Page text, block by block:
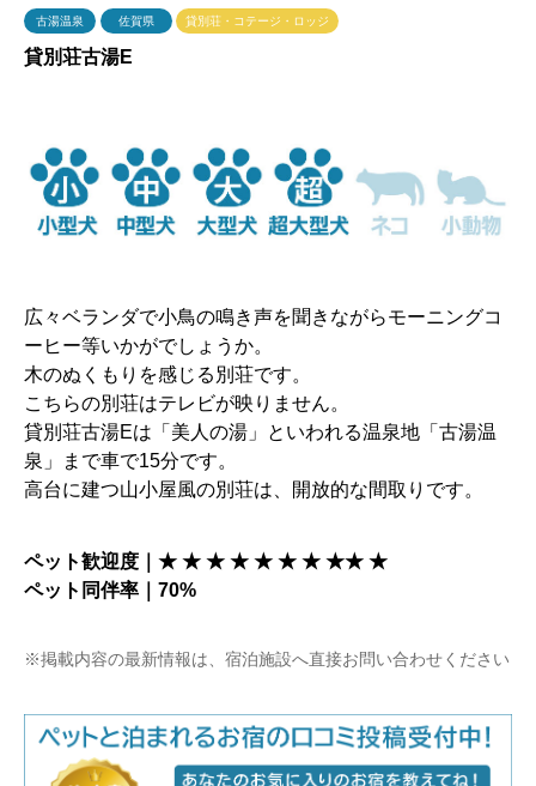
古湯温泉 佐賀県 貸別荘・コテージ・ロッジ
貸別荘古湯E
広々ベランダで小鳥の鳴き声を聞きながらモーニングコ
ーヒー等いかがでしょうか。
木のぬくもりを感じる別荘です。
こちらの別荘はテレビが映りません。
貸別荘古湯Eは「美人の湯」といわれる温泉地「古湯温
泉」まで車で15分です。
高台に建つ山小屋風の別荘は、開放的な間取りです。
ペット歓迎度｜★ ★ ★ ★ ★ ★ ★ ★★ ★
ペット同伴率｜70%
※掲載内容の最新情報は、宿泊施設へ直接お問い合わせください